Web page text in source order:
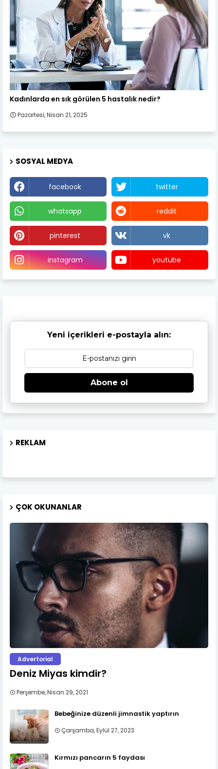
Kadın Sağlığı
Kadınlarda en sık görülen 5 hastalık nedir?
Pazartesi, Nisan 21, 2025
SOSYAL MEDYA
facebook twitter
whatsapp reddit
pinterest vk
instagram youtube
Yeni içerikleri e-postayla alın:
Abone ol
REKLAM
ÇOK OKUNANLAR
Advertorial
Deniz Miyas kimdir?
Perşembe, Nisan 29, 2021
Bebeğinize düzenli jimnastik yaptırın
Çarşamba, Eylül 27, 2023
Kırmızı pancarın 5 faydası